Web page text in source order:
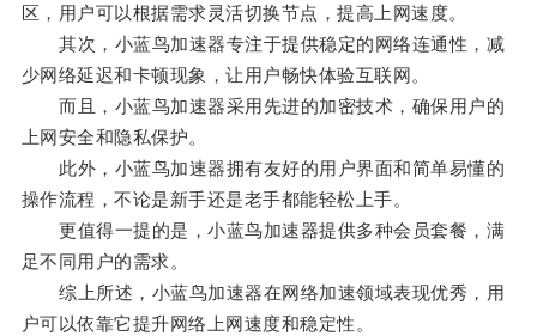
区，用户可以根据需求灵活切换节点，提高上网速度。
其次，小蓝鸟加速器专注于提供稳定的网络连通性，减
少网络延迟和卡顿现象，让用户畅快体验互联网。
而且，小蓝鸟加速器采用先进的加密技术，确保用户的
上网安全和隐私保护。
此外，小蓝鸟加速器拥有友好的用户界面和简单易懂的
操作流程，不论是新手还是老手都能轻松上手。
更值得一提的是，小蓝鸟加速器提供多种会员套餐，满
足不同用户的需求。
综上所述，小蓝鸟加速器在网络加速领域表现优秀，用
户可以依靠它提升网络上网速度和稳定性。